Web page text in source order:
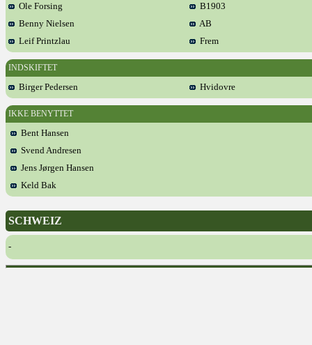
Ole Forsing
B1903
Benny Nielsen
AB
Leif Printzlau
Frem
INDSKIFTET
Birger Pedersen Hvidovre
IKKE BENYTTET
Bent Hansen
Svend Andresen
Jens Jørgen Hansen
Keld Bak
SCHWEIZ
-